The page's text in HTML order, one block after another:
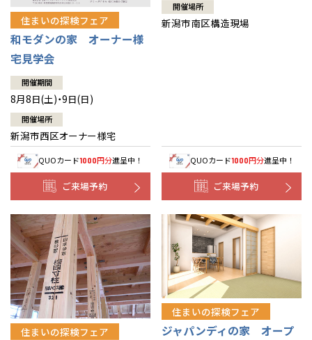
住まいの探検フェア
和モダンの家 オーナー様
宅見学会
開催期間
8月8日(土)・9日(日)
開催場所
新潟市西区オーナー様宅
QUOカード1000円分進呈中！
ご来場予約
開催場所
新潟市南区構造現場
QUOカード1000円分進呈中！
ご来場予約
住まいの探検フェア
住まいの探検フェア
ジャパンディの家 オープ